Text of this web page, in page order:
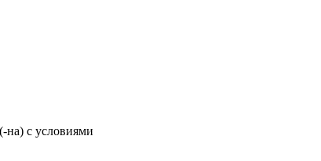
на) с условиями